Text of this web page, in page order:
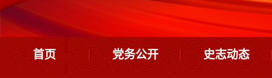
首页 党务公开 史志动态